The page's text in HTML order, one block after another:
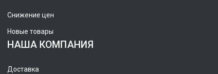
Снижение цен
Новые товары
НАША КОМПАНИЯ
Доставка